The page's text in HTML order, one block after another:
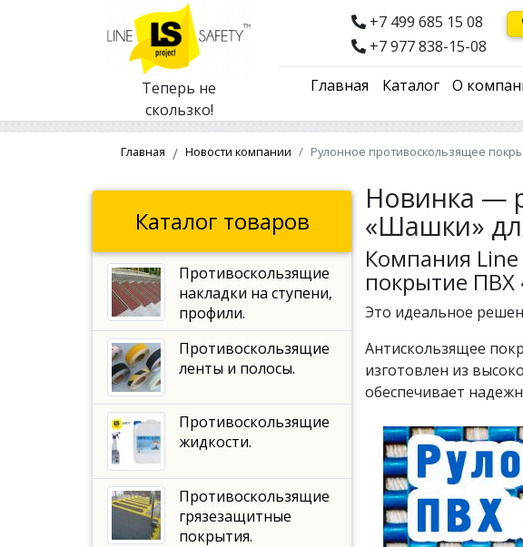
Теперь не
скользко!
+7 499 685 15 08
+7 977 838-15-08
Главная Каталог О
Главная Новости компании Рулонное противоскользящее
Новинка —
«Шашки»
Компания
покрытие
Это идеальное
Антискользящее
изготовлен из
обеспечивает
Каталог товаров
Противоскользящие
накладки на ступени,
профили.
Противоскользящие
ленты и полосы.
Противоскользящие
жидкости.
Противоскользящие
грязезащитные
покрытия.